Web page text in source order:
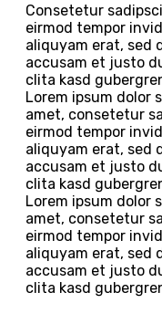
Consetetur
eirmod tempor
aliquyam erat, sed
accusam et justo
clita kasd
Lorem ipsum dolor
amet, consetetur
eirmod tempor
aliquyam erat, sed
accusam et justo
clita kasd
Lorem ipsum dolor
amet, consetetur
eirmod tempor
aliquyam erat, sed
accusam et justo
clita kasd